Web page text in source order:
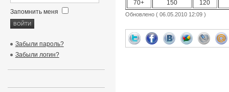
70+
150 120
Обновлено ( 06.05.2010 12:09 )
Запомнить меня
Забыли пароль?
Забыли логин?